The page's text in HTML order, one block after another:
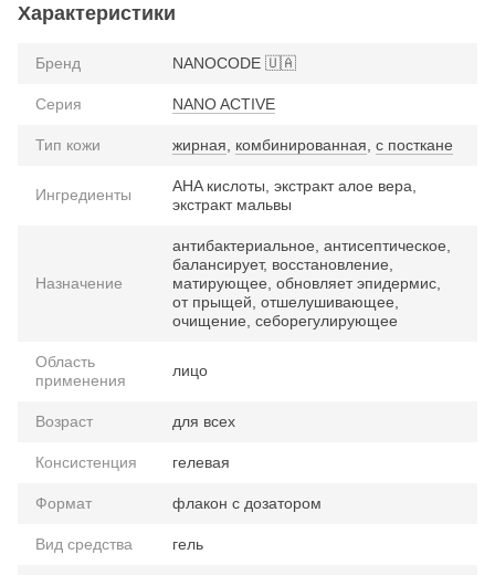
Характеристики
Бренд NANOCODE 🇺🇦
Серия NANO ACTIVE
Тип кожи жирная комбинированная с посткане
Ингредиенты
AHA кислоты, экстракт алое вера,
экстракт мальвы
Назначение
антибактериальное, антисептическое,
балансирует, восстановление,
матирующее, обновляет эпидермис,
от прыщей, отшелушивающее,
очищение, себорегулирующее
Область
применения
лицо
Возраст для всех
Консистенция гелевая
Формат флакон с дозатором
Вид средства гель